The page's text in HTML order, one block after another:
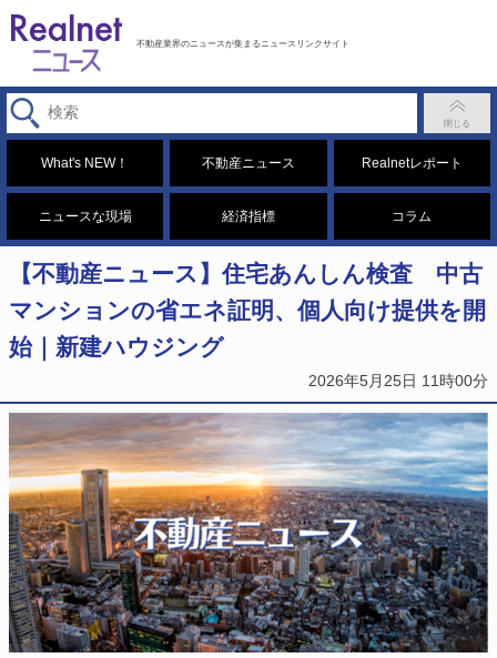
不動産業界のニュースが集まるニュースリンクサイト
What's NEW！ 不動産ニュース Realnetレポート
ニュースな現場 経済指標 コラム
【不動産ニュース】住宅あんしん検査 中古
マンションの省エネ証明、個人向け提供を開
始｜新建ハウジング
2026年5月25日 11時00分